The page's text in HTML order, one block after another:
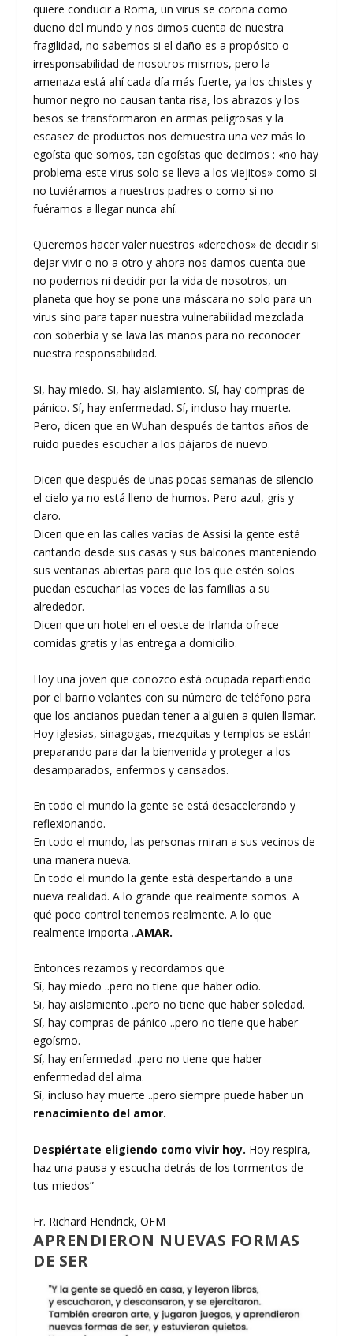
quiere conducir a Roma, un virus se corona como
dueño del mundo y nos dimos cuenta de nuestra
fragilidad, no sabemos si el daño es a propósito o
irresponsabilidad de nosotros mismos, pero la
amenaza está ahí cada día más fuerte, ya los chistes y
humor negro no causan tanta risa, los abrazos y los
besos se transformaron en armas peligrosas y la
escasez de productos nos demuestra una vez más lo
egoísta que somos, tan egoístas que decimos : «no hay
problema este virus solo se lleva a los viejitos» como si
no tuviéramos a nuestros padres o como si no
fuéramos a llegar nunca ahí.
Queremos hacer valer nuestros «derechos» de decidir si
dejar vivir o no a otro y ahora nos damos cuenta que
no podemos ni decidir por la vida de nosotros, un
planeta que hoy se pone una máscara no solo para un
virus sino para tapar nuestra vulnerabilidad mezclada
con soberbia y se lava las manos para no reconocer
nuestra responsabilidad.
Si, hay miedo. Si, hay aislamiento. Sí, hay compras de
pánico. Sí, hay enfermedad. Sí, incluso hay muerte.
Pero, dicen que en Wuhan después de tantos años de
ruido puedes escuchar a los pájaros de nuevo.
Dicen que después de unas pocas semanas de silencio
el cielo ya no está lleno de humos. Pero azul, gris y
claro.
Dicen que en las calles vacías de Assisi la gente está
cantando desde sus casas y sus balcones manteniendo
sus ventanas abiertas para que los que estén solos
puedan escuchar las voces de las familias a su
alrededor.
Dicen que un hotel en el oeste de Irlanda ofrece
comidas gratis y las entrega a domicilio.
Hoy una joven que conozco está ocupada repartiendo
por el barrio volantes con su número de teléfono para
que los ancianos puedan tener a alguien a quien llamar.
Hoy iglesias, sinagogas, mezquitas y templos se están
preparando para dar la bienvenida y proteger a los
desamparados, enfermos y cansados.
En todo el mundo la gente se está desacelerando y
reflexionando.
En todo el mundo, las personas miran a sus vecinos de
una manera nueva.
En todo el mundo la gente está despertando a una
nueva realidad. A lo grande que realmente somos. A
qué poco control tenemos realmente. A lo que
realmente importa ..AMAR.
Entonces rezamos y recordamos que
Sí, hay miedo ..pero no tiene que haber odio.
Si, hay aislamiento ..pero no tiene que haber soledad.
Sí, hay compras de pánico ..pero no tiene que haber
egoísmo.
Sí, hay enfermedad ..pero no tiene que haber
enfermedad del alma.
Sí, incluso hay muerte ..pero siempre puede haber un
renacimiento del amor.
Despiértate eligiendo como vivir hoy. Hoy respira,
haz una pausa y escucha detrás de los tormentos de
tus miedos”
Fr. Richard Hendrick, OFM
APRENDIERON NUEVAS FORMAS
DE SER